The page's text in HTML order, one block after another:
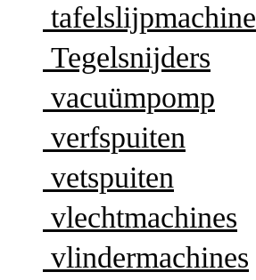
tafelslijpmachine
Tegelsnijders
vacuümpomp
verfspuiten
vetspuiten
vlechtmachines
vlindermachines